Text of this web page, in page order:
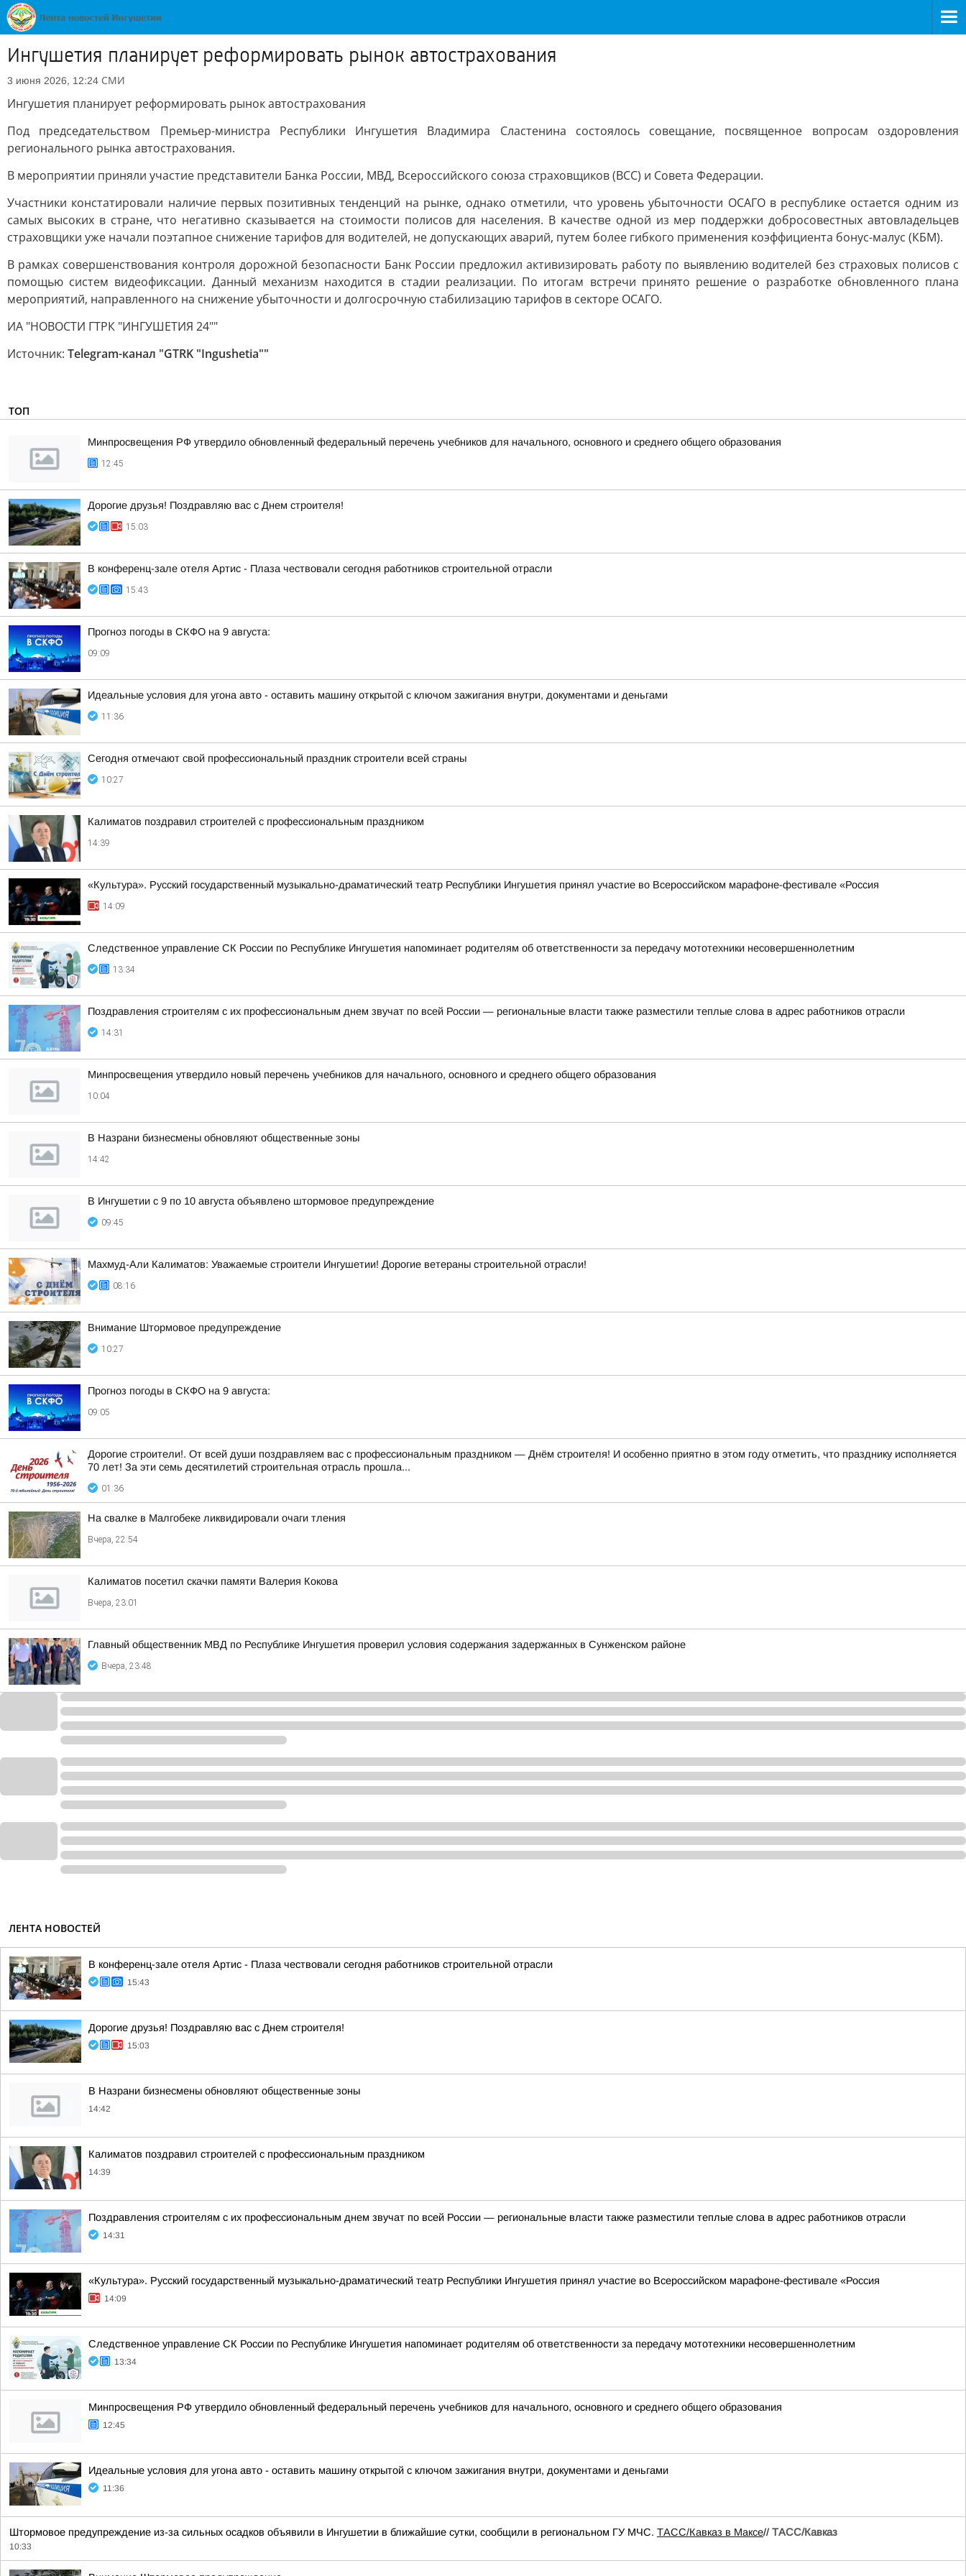
Ингушетия планирует реформировать рынок автострахования
3 июня 2026, 12:24 СМИ
Ингушетия планирует реформировать рынок автострахования
Под председательством Премьер-министра Республики Ингушетия Владимира Сластенина состоялось совещание, посвященное вопросам оздоровления
регионального рынка автострахования.
В мероприятии приняли участие представители Банка России, МВД, Всероссийского союза страховщиков (ВСС) и Совета Федерации.
Участники констатировали наличие первых позитивных тенденций на рынке, однако отметили, что уровень убыточности ОСАГО в республике остается одним из
самых высоких в стране, что негативно сказывается на стоимости полисов для населения. В качестве одной из мер поддержки добросовестных автовладельцев
страховщики уже начали поэтапное снижение тарифов для водителей, не допускающих аварий, путем более гибкого применения коэффициента бонус-малус (КБМ).
В рамках совершенствования контроля дорожной безопасности Банк России предложил активизировать работу по выявлению водителей без страховых полисов с
помощью систем видеофиксации. Данный механизм находится в стадии реализации. По итогам встречи принято решение о разработке обновленного плана
мероприятий, направленного на снижение убыточности и долгосрочную стабилизацию тарифов в секторе ОСАГО.
ИА "НОВОСТИ ГТРК "ИНГУШЕТИЯ 24""
Источник: Telegram-канал "GTRK "Ingushetia""
ТОП
Минпросвещения РФ утвердило обновленный федеральный перечень учебников для начального, основного и среднего общего образования
12:45
Дорогие друзья! Поздравляю вас с Днем строителя!
15:03
В конференц-зале отеля Артис - Плаза чествовали сегодня работников строительной отрасли
15:43
Прогноз погоды в СКФО на 9 августа:
09:09
Идеальные условия для угона авто - оставить машину открытой с ключом зажигания внутри, документами и деньгами
11:36
Сегодня отмечают свой профессиональный праздник строители всей страны
10:27
Калиматов поздравил строителей с профессиональным праздником
14:39
«Культура». Русский государственный музыкально-драматический театр Республики Ингушетия принял участие во Всероссийском марафоне-фестивале «Россия
14:09
Следственное управление СК России по Республике Ингушетия напоминает родителям об ответственности за передачу мототехники несовершеннолетним
13:34
Поздравления строителям с их профессиональным днем звучат по всей России — региональные власти также разместили теплые слова в адрес работников отрасли
14:31
Минпросвещения утвердило новый перечень учебников для начального, основного и среднего общего образования
10:04
В Назрани бизнесмены обновляют общественные зоны
14:42
В Ингушетии с 9 по 10 августа объявлено штормовое предупреждение
09:45
Махмуд-Али Калиматов: Уважаемые строители Ингушетии! Дорогие ветераны строительной отрасли!
08:16
Внимание Штормовое предупреждение
10:27
Прогноз погоды в СКФО на 9 августа:
09:05
Дорогие строители!. От всей души поздравляем вас с профессиональным праздником — Днём строителя! И особенно приятно в этом году отметить, что празднику исполняется
70 лет! За эти семь десятилетий строительная отрасль прошла...
01:36
На свалке в Малгобеке ликвидировали очаги тления
Вчера, 22:54
Калиматов посетил скачки памяти Валерия Кокова
Вчера, 23:01
Главный общественник МВД по Республике Ингушетия проверил условия содержания задержанных в Сунженском районе
Вчера, 23:48
ЛЕНТА НОВОСТЕЙ
В конференц-зале отеля Артис - Плаза чествовали сегодня работников строительной отрасли
15:43
Дорогие друзья! Поздравляю вас с Днем строителя!
15:03
В Назрани бизнесмены обновляют общественные зоны
14:42
Калиматов поздравил строителей с профессиональным праздником
14:39
Поздравления строителям с их профессиональным днем звучат по всей России — региональные власти также разместили теплые слова в адрес работников отрасли
14:31
«Культура». Русский государственный музыкально-драматический театр Республики Ингушетия принял участие во Всероссийском марафоне-фестивале «Россия
14:09
Следственное управление СК России по Республике Ингушетия напоминает родителям об ответственности за передачу мототехники несовершеннолетним
13:34
Минпросвещения РФ утвердило обновленный федеральный перечень учебников для начального, основного и среднего общего образования
12:45
Идеальные условия для угона авто - оставить машину открытой с ключом зажигания внутри, документами и деньгами
11:36
Штормовое предупреждение из-за сильных осадков объявили в Ингушетии в ближайшие сутки, сообщили в региональном ГУ МЧС. ТАСС/Кавказ в Максе// ТАСС/Кавказ
10:33